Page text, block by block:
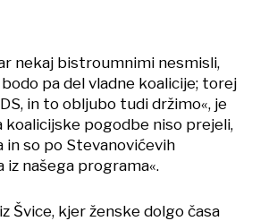
nekaj bistroumnimi nesmisli,
pa del vladne koalicije; torej
in to obljubo tudi držimo«, je
koalicijske pogodbe niso prejeli,
in so po Stevanovićevih
našega programa«.
Švice, kjer ženske dolgo časa